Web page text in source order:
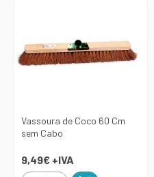
Vassoura de Coco 60 Cm
sem Cabo
9,49€ +IVA